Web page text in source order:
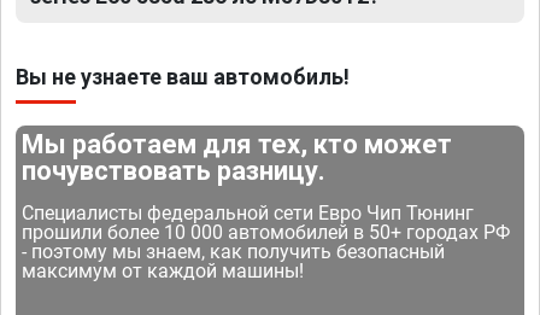
Вы не узнаете ваш автомобиль!
Мы работаем для тех, кто может
почувствовать разницу.
Специалисты федеральной сети Евро Чип Тюнинг
прошили более 10 000 автомобилей в 50+ городах РФ
- поэтому мы знаем, как получить безопасный
максимум от каждой машины!